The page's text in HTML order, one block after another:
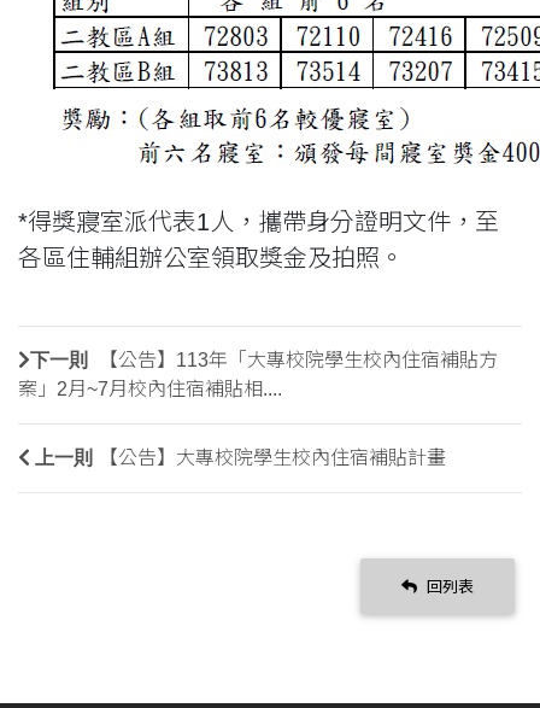
*得獎寢室派代表1人，攜帶身分證明文件，至
各區住輔組辦公室領取獎金及拍照。
下一則
【公告】113年「大專校院學生校內住宿補貼方
案」2月~7月校內住宿補貼相....
上一則 【公告】大專校院學生校內住宿補貼計畫
回列表